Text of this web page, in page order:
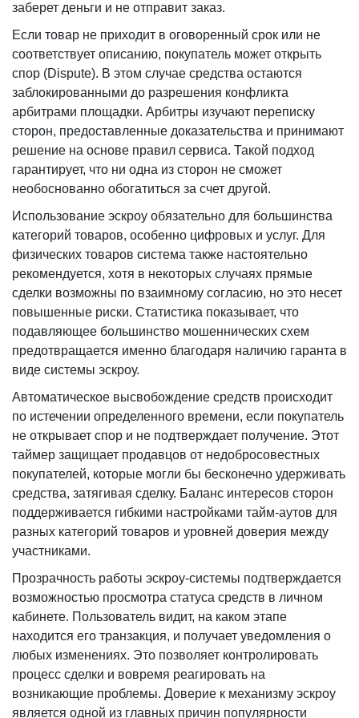
заберет деньги и не отправит заказ.
Если товар не приходит в оговоренный срок или не
соответствует описанию, покупатель может открыть
спор (Dispute). В этом случае средства остаются
заблокированными до разрешения конфликта
арбитрами площадки. Арбитры изучают переписку
сторон, предоставленные доказательства и принимают
решение на основе правил сервиса. Такой подход
гарантирует, что ни одна из сторон не сможет
необоснованно обогатиться за счет другой.
Использование эскроу обязательно для большинства
категорий товаров, особенно цифровых и услуг. Для
физических товаров система также настоятельно
рекомендуется, хотя в некоторых случаях прямые
сделки возможны по взаимному согласию, но это несет
повышенные риски. Статистика показывает, что
подавляющее большинство мошеннических схем
предотвращается именно благодаря наличию гаранта в
виде системы эскроу.
Автоматическое высвобождение средств происходит
по истечении определенного времени, если покупатель
не открывает спор и не подтверждает получение. Этот
таймер защищает продавцов от недобросовестных
покупателей, которые могли бы бесконечно удерживать
средства, затягивая сделку. Баланс интересов сторон
поддерживается гибкими настройками тайм-аутов для
разных категорий товаров и уровней доверия между
участниками.
Прозрачность работы эскроу-системы подтверждается
возможностью просмотра статуса средств в личном
кабинете. Пользователь видит, на каком этапе
находится его транзакция, и получает уведомления о
любых изменениях. Это позволяет контролировать
процесс сделки и вовремя реагировать на
возникающие проблемы. Доверие к механизму эскроу
является одной из главных причин популярности